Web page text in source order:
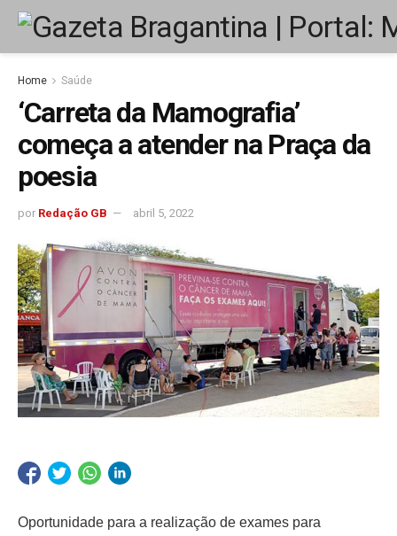
Home Saúde
‘Carreta da Mamografia’
começa a atender na Praça da
poesia
por Redação GB abril 5, 2022
Oportunidade para a realização de exames para